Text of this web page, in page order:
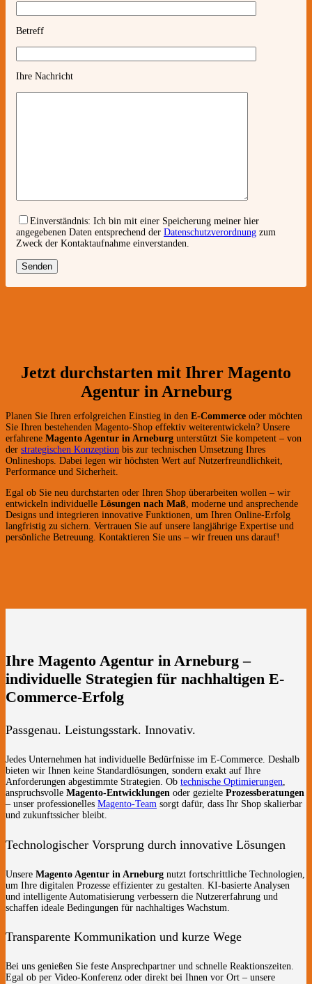
Betreff
Ihre Nachricht
Einverständnis: Ich bin mit einer Speicherung meiner hier
angegebenen Daten entsprechend der Datenschutzverordnung zum
Zweck der Kontaktaufnahme einverstanden.
Jetzt durchstarten mit Ihrer Magento
Agentur in Arneburg
Planen Sie Ihren erfolgreichen Einstieg in den E-Commerce oder möchten
Sie Ihren bestehenden Magento-Shop effektiv weiterentwickeln? Unsere
erfahrene Magento Agentur in Arneburg unterstützt Sie kompetent – von
der strategischen Konzeption bis zur technischen Umsetzung Ihres
Onlineshops. Dabei legen wir höchsten Wert auf Nutzerfreundlichkeit,
Performance und Sicherheit.
Egal ob Sie neu durchstarten oder Ihren Shop überarbeiten wollen – wir
entwickeln individuelle Lösungen nach Maß , moderne und ansprechende
Designs und integrieren innovative Funktionen, um Ihren Online-Erfolg
langfristig zu sichern. Vertrauen Sie auf unsere langjährige Expertise und
persönliche Betreuung. Kontaktieren Sie uns – wir freuen uns darauf!
Ihre Magento Agentur in Arneburg –
individuelle Strategien für nachhaltigen E-
Commerce-Erfolg
Passgenau. Leistungsstark. Innovativ.
Jedes Unternehmen hat individuelle Bedürfnisse im E-Commerce. Deshalb
bieten wir Ihnen keine Standardlösungen, sondern exakt auf Ihre
Anforderungen abgestimmte Strategien. Ob technische Optimierungen
anspruchsvolle Magento-Entwicklungen oder gezielte Prozessberatungen
– unser professionelles Magento-Team sorgt dafür, dass Ihr Shop skalierbar
und zukunftssicher bleibt.
Technologischer Vorsprung durch innovative Lösungen
Unsere Magento Agentur in Arneburg nutzt fortschrittliche Technologien,
um Ihre digitalen Prozesse effizienter zu gestalten. KI-basierte Analysen
und intelligente Automatisierung verbessern die Nutzererfahrung und
schaffen ideale Bedingungen für nachhaltiges Wachstum.
Transparente Kommunikation und kurze Wege
Bei uns genießen Sie feste Ansprechpartner und schnelle Reaktionszeiten.
Egal ob per Video-Konferenz oder direkt bei Ihnen vor Ort – unsere